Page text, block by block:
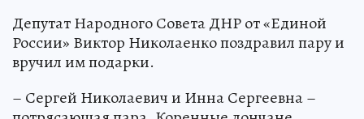
Депутат Народного Совета ДНР от «Единой
России» Виктор Николаенко поздравил пару и
вручил им подарки.
– Сергей Николаевич и Инна Сергеевна –